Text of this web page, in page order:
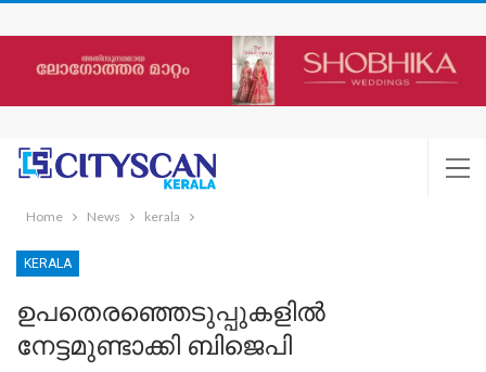
Home News kerala
KERALA
ഉപതെരഞ്ഞെടുപ്പുകളില്‍
നേട്ടമുണ്ടാക്കി ബിജെപി